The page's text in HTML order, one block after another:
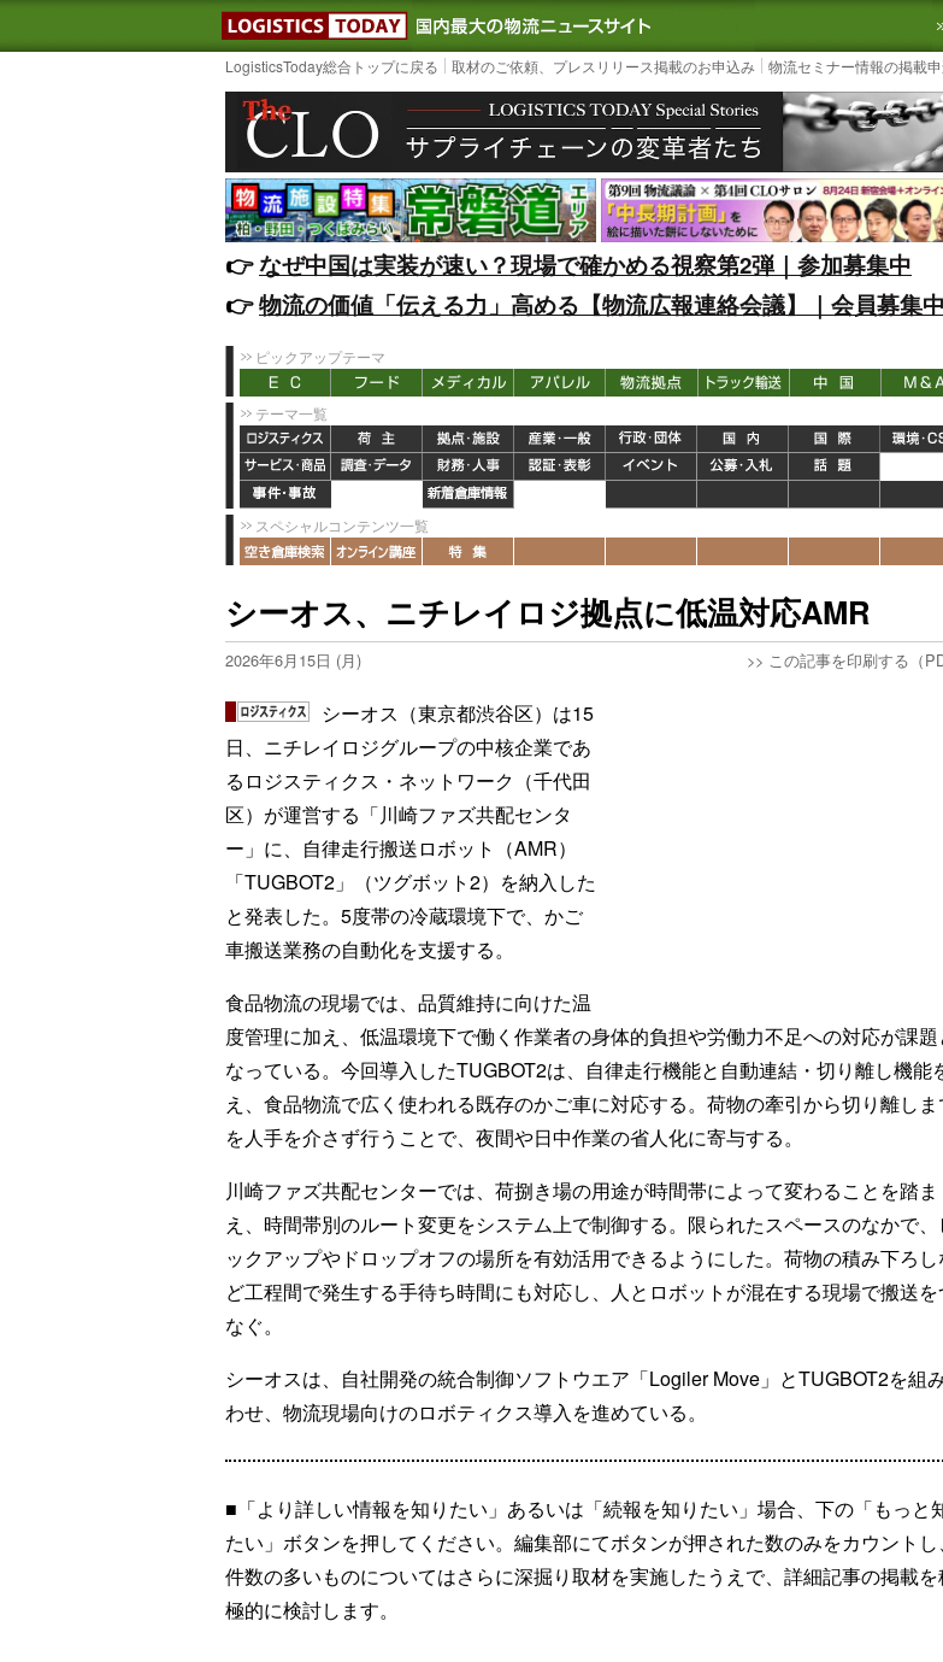
LOGISTICS TODAY｜国内最大の物流ニュースサイト
3PL, SCMなど国内
LogisticsToday総合トップに戻る 取材のご依頼、プレスリリース掲載のお申込み 物流セミナー情報の掲載
👉️なぜ中国は実装が速い？現場で確かめる視察第2弾｜参加募集中
👉️物流の価値「伝える力」高める【物流広報連絡会議】｜会員募集中
ピックアップテーマ
テーマ一覧
スペシャルコンテンツ一覧
シーオス、ニチレイロジ拠点に低温対応AMR
2026年6月15日 (月) >> この記事を印刷する（
シーオス（東京都渋谷区）は15
日、ニチレイロジグループの中核企業であ
るロジスティクス・ネットワーク（千代田
区）が運営する「川崎ファズ共配センタ
ー」に、自律走行搬送ロボット（AMR）
「TUGBOT2」（ツグボット2）を納入した
と発表した。5度帯の冷蔵環境下で、かご
車搬送業務の自動化を支援する。
食品物流の現場では、品質維持に向けた温
度管理に加え、低温環境下で働く作業者の身体的負担や労働力不足への対応が課題
なっている。今回導入したTUGBOT2は、自律走行機能と自動連結・切り離し機能
え、食品物流で広く使われる既存のかご車に対応する。荷物の牽引から切り離し
を人手を介さず行うことで、夜間や日中作業の省人化に寄与する。
川崎ファズ共配センターでは、荷捌き場の用途が時間帯によって変わることを踏ま
え、時間帯別のルート変更をシステム上で制御する。限られたスペースのなかで
ックアップやドロップオフの場所を有効活用できるようにした。荷物の積み下ろし
ど工程間で発生する手待ち時間にも対応し、人とロボットが混在する現場で搬送を
なぐ。
シーオスは、自社開発の統合制御ソフトウエア「Logiler Move」とTUGBOT2を組
わせ、物流現場向けのロボティクス導入を進めている。
■「より詳しい情報を知りたい」あるいは「続報を知りたい」場合、下の「もっと
たい」ボタンを押してください。編集部にてボタンが押された数のみをカウントし、
件数の多いものについてはさらに深掘り取材を実施したうえで、詳細記事の掲載を
極的に検討します。